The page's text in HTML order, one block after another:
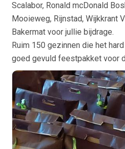
Scalabor, Ronald mcDonald
Mooieweg, Rijnstad, Wijkkrant
Bakermat voor jullie bijdrage.
Ruim 150 gezinnen die het
goed gevuld feestpakket voor